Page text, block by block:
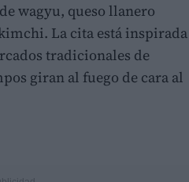
wagyu, queso llanero
La cita está inspirada
tradicionales de
giran al fuego de cara al